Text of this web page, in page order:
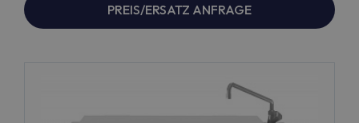
PREIS/ERSATZ ANFRAGE